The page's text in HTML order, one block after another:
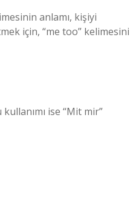
anlamı, kişiyi
için, “me too” kelimesini
ise “Mit mir”